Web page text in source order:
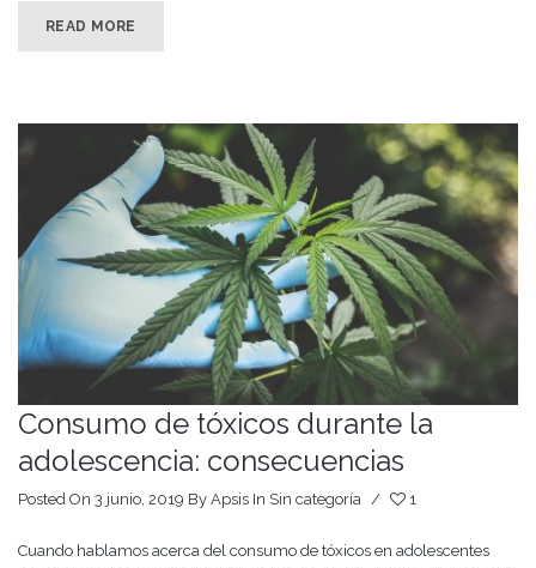
READ MORE
Consumo de tóxicos durante la
adolescencia: consecuencias
Posted On 3 junio, 2019 By Apsis In Sin categoría / 1
Cuando hablamos acerca del consumo de tóxicos en adolescentes